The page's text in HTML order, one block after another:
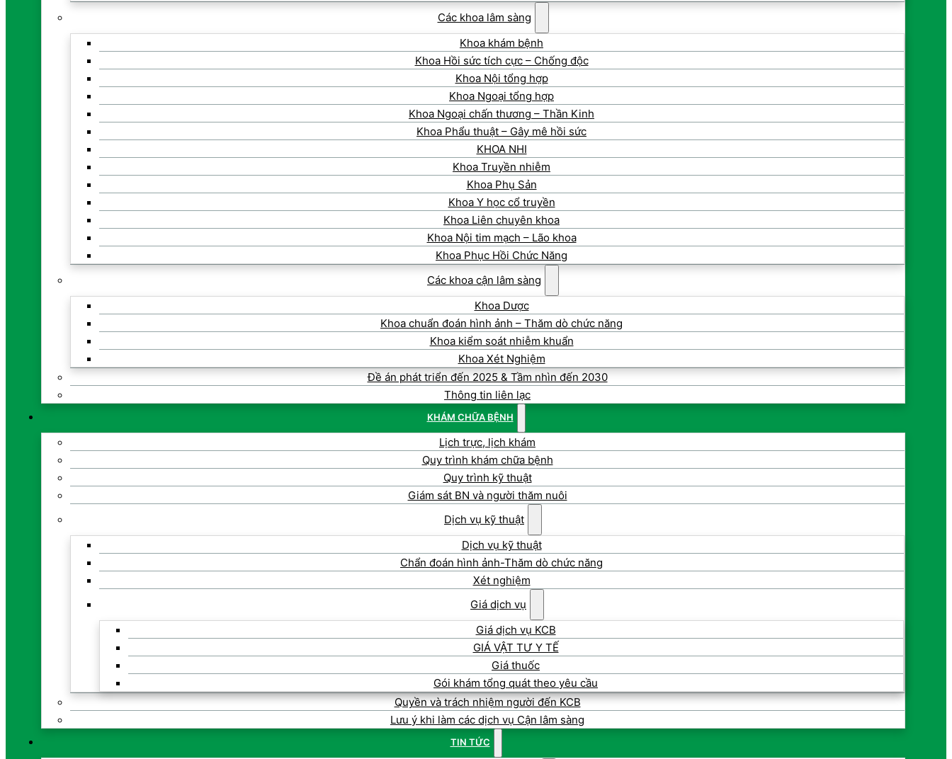
Các khoa lâm sàng
Khoa khám bệnh
Khoa Hồi sức tích cực – Chống độc
Khoa Nội tổng hợp
Khoa Ngoại tổng hợp
Khoa Ngoại chấn thương – Thần Kinh
Khoa Phẩu thuật – Gây mê hồi sức
KHOA NHI
Khoa Truyền nhiễm
Khoa Phụ Sản
Khoa Y học cổ truyền
Khoa Liên chuyên khoa
Khoa Nội tim mạch – Lão khoa
Khoa Phục Hồi Chức Năng
Các khoa cận lâm sàng
Khoa Dược
Khoa chuẩn đoán hình ảnh – Thăm dò chức năng
Khoa kiểm soát nhiễm khuẩn
Khoa Xét Nghiệm
Đề án phát triển đến 2025 & Tầm nhìn đến 2030
Thông tin liên lạc
KHÁM CHỮA BỆNH
Lịch trực, lịch khám
Quy trình khám chữa bệnh
Quy trình kỹ thuật
Giám sát BN và người thăm nuôi
Dịch vụ kỹ thuật
Dịch vụ kỹ thuật
Chẩn đoán hình ảnh-Thăm dò chức năng
Xét nghiệm
Giá dịch vụ
Giá dịch vụ KCB
GIÁ VẬT TƯ Y TẾ
Giá thuốc
Gói khám tổng quát theo yêu cầu
Quyền và trách nhiệm người đến KCB
Lưu ý khi làm các dịch vụ Cận lâm sàng
TIN TỨC